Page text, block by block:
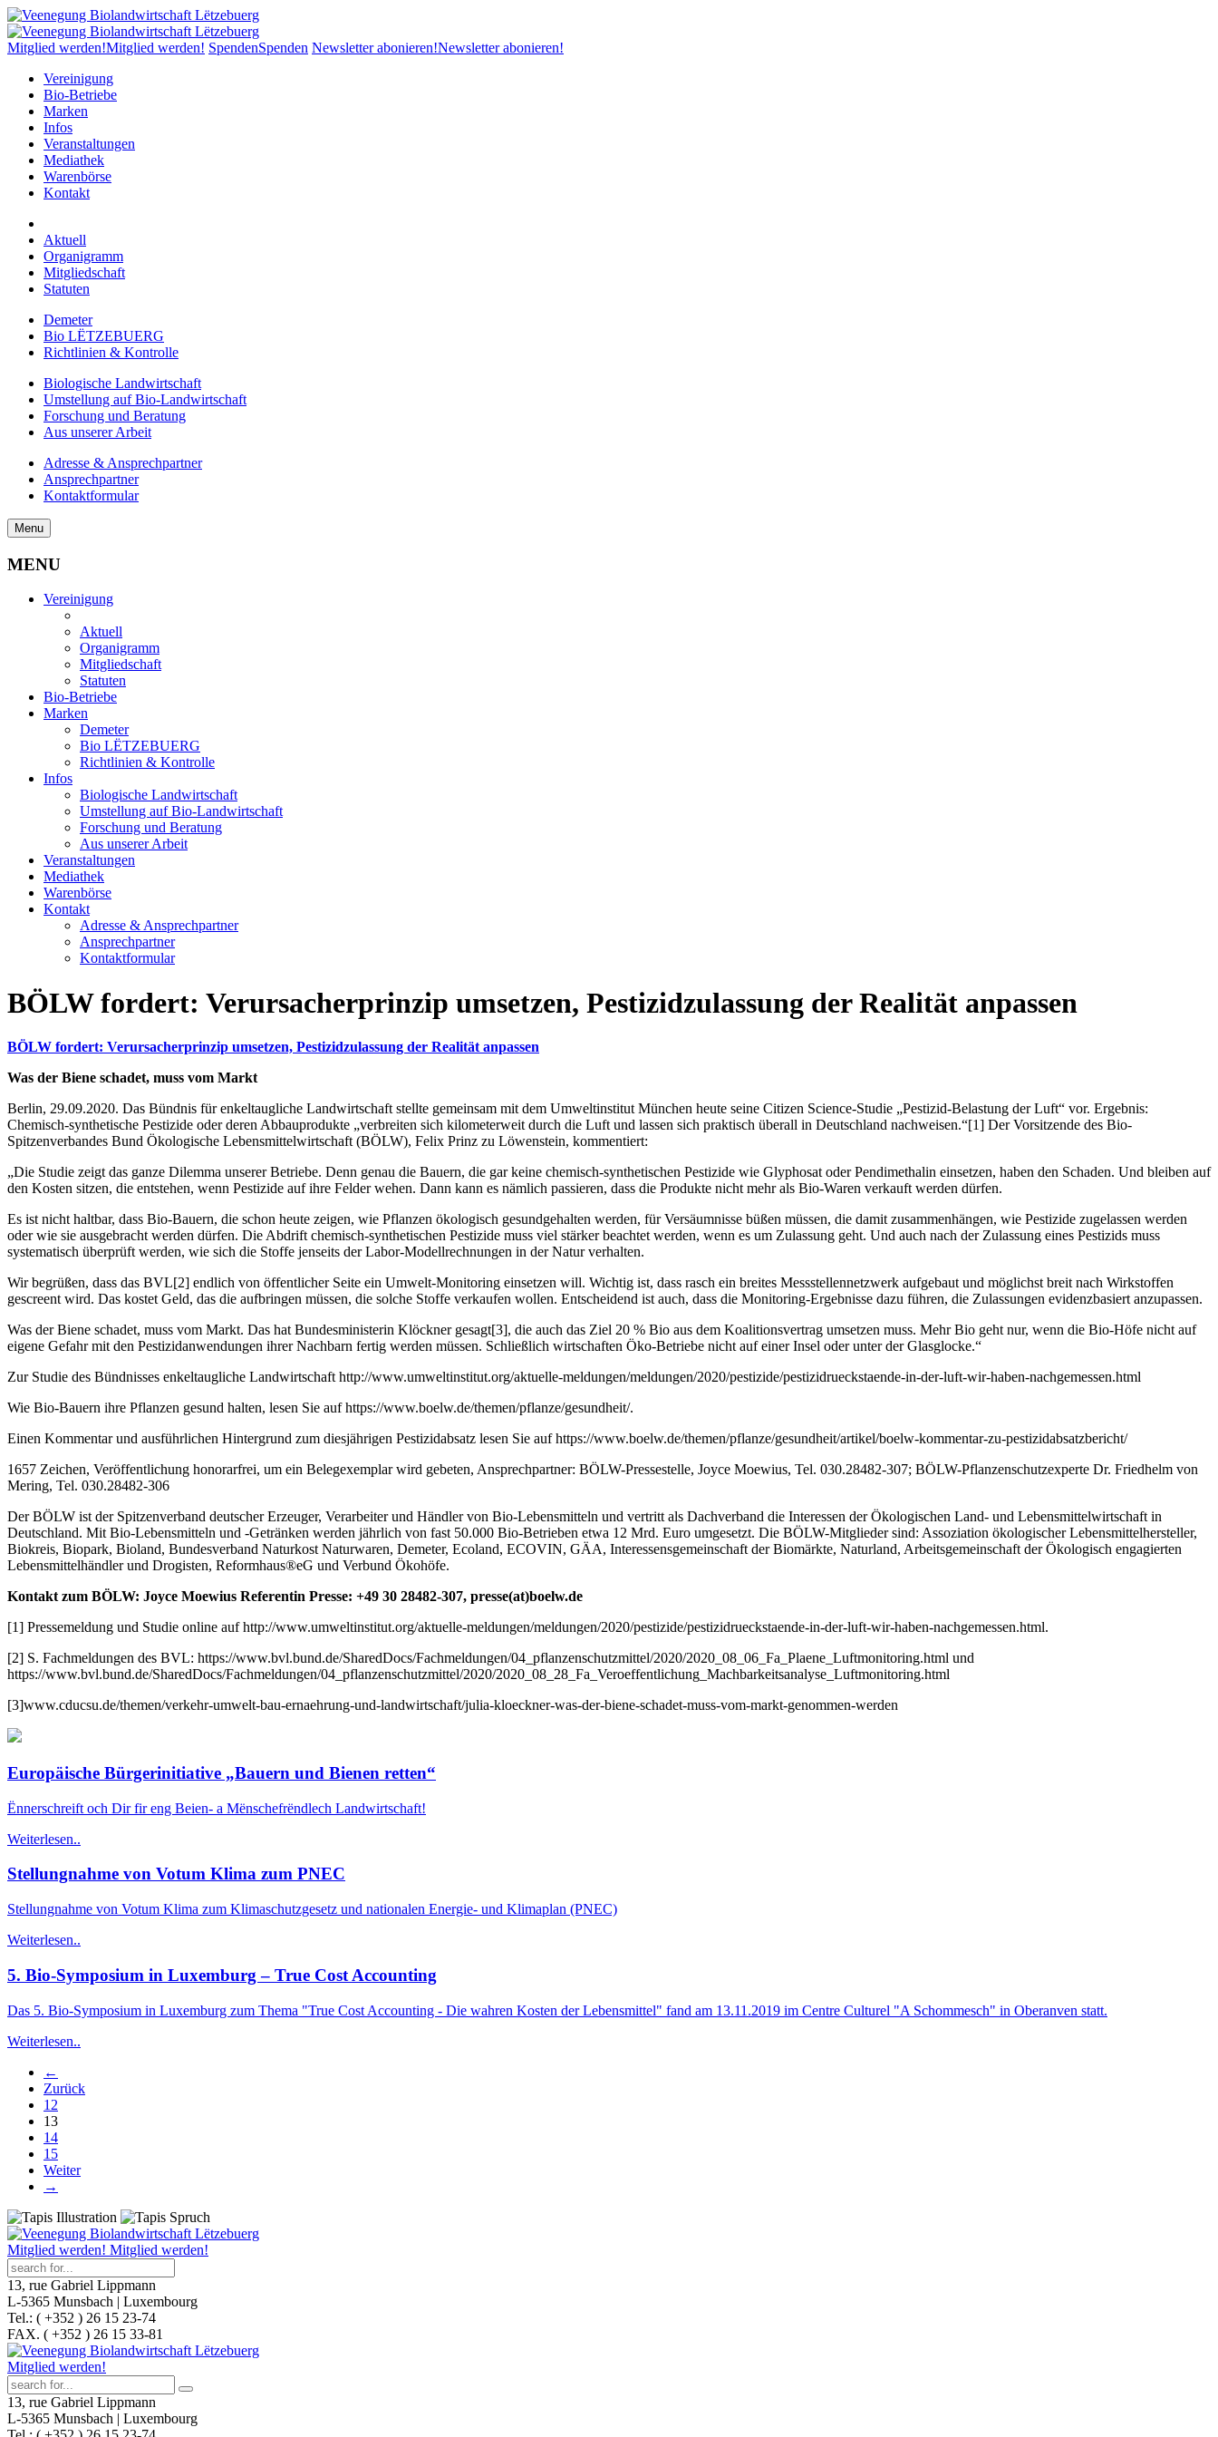
Mitglied werden!Mitglied werden! SpendenSpenden Newsletter abonieren!Newsletter abonieren!
Vereinigung
Bio-Betriebe
Marken
Infos
Veranstaltungen
Mediathek
Warenbörse
Kontakt
Aktuell
Organigramm
Mitgliedschaft
Statuten
Demeter
Bio LËTZEBUERG
Richtlinien & Kontrolle
Biologische Landwirtschaft
Umstellung auf Bio-Landwirtschaft
Forschung und Beratung
Aus unserer Arbeit
Adresse & Ansprechpartner
Ansprechpartner
Kontaktformular
Menu
MENU
Vereinigung
Aktuell
Organigramm
Mitgliedschaft
Statuten
Bio-Betriebe
Marken
Demeter
Bio LËTZEBUERG
Richtlinien & Kontrolle
Infos
Biologische Landwirtschaft
Umstellung auf Bio-Landwirtschaft
Forschung und Beratung
Aus unserer Arbeit
Veranstaltungen
Mediathek
Warenbörse
Kontakt
Adresse & Ansprechpartner
Ansprechpartner
Kontaktformular
BÖLW fordert: Verursacherprinzip umsetzen, Pestizidzulassung der Realität anpassen
BÖLW fordert: Verursacherprinzip umsetzen, Pestizidzulassung der Realität anpassen
Was der Biene schadet, muss vom Markt
Berlin, 29.09.2020. Das Bündnis für enkeltaugliche Landwirtschaft stellte gemeinsam mit dem Umweltinstitut München heute seine Citizen Science-Studie „Pestizid-Belastung der Luft“ vor. Ergebnis:
Chemisch-synthetische Pestizide oder deren Abbauprodukte „verbreiten sich kilometerweit durch die Luft und lassen sich praktisch überall in Deutschland nachweisen.“[1] Der Vorsitzende des Bio-
Spitzenverbandes Bund Ökologische Lebensmittelwirtschaft (BÖLW), Felix Prinz zu Löwenstein, kommentiert:
„Die Studie zeigt das ganze Dilemma unserer Betriebe. Denn genau die Bauern, die gar keine chemisch-synthetischen Pestizide wie Glyphosat oder Pendimethalin einsetzen, haben den Schaden. Und bleiben auf
den Kosten sitzen, die entstehen, wenn Pestizide auf ihre Felder wehen. Dann kann es nämlich passieren, dass die Produkte nicht mehr als Bio-Waren verkauft werden dürfen.
Es ist nicht haltbar, dass Bio-Bauern, die schon heute zeigen, wie Pflanzen ökologisch gesundgehalten werden, für Versäumnisse büßen müssen, die damit zusammenhängen, wie Pestizide zugelassen werden
oder wie sie ausgebracht werden dürfen. Die Abdrift chemisch-synthetischen Pestizide muss viel stärker beachtet werden, wenn es um Zulassung geht. Und auch nach der Zulassung eines Pestizids muss
systematisch überprüft werden, wie sich die Stoffe jenseits der Labor-Modellrechnungen in der Natur verhalten.
Wir begrüßen, dass das BVL[2] endlich von öffentlicher Seite ein Umwelt-Monitoring einsetzen will. Wichtig ist, dass rasch ein breites Messstellennetzwerk aufgebaut und möglichst breit nach Wirkstoffen
gescreent wird. Das kostet Geld, das die aufbringen müssen, die solche Stoffe verkaufen wollen. Entscheidend ist auch, dass die Monitoring-Ergebnisse dazu führen, die Zulassungen evidenzbasiert anzupassen.
Was der Biene schadet, muss vom Markt. Das hat Bundesministerin Klöckner gesagt[3], die auch das Ziel 20 % Bio aus dem Koalitionsvertrag umsetzen muss. Mehr Bio geht nur, wenn die Bio-Höfe nicht auf
eigene Gefahr mit den Pestizidanwendungen ihrer Nachbarn fertig werden müssen. Schließlich wirtschaften Öko-Betriebe nicht auf einer Insel oder unter der Glasglocke.“
Zur Studie des Bündnisses enkeltaugliche Landwirtschaft http://www.umweltinstitut.org/aktuelle-meldungen/meldungen/2020/pestizide/pestizidrueckstaende-in-der-luft-wir-haben-nachgemessen.html
Wie Bio-Bauern ihre Pflanzen gesund halten, lesen Sie auf https://www.boelw.de/themen/pflanze/gesundheit/.
Einen Kommentar und ausführlichen Hintergrund zum diesjährigen Pestizidabsatz lesen Sie auf https://www.boelw.de/themen/pflanze/gesundheit/artikel/boelw-kommentar-zu-pestizidabsatzbericht/
1657 Zeichen, Veröffentlichung honorarfrei, um ein Belegexemplar wird gebeten, Ansprechpartner: BÖLW-Pressestelle, Joyce Moewius, Tel. 030.28482-307; BÖLW-Pflanzenschutzexperte Dr. Friedhelm von
Mering, Tel. 030.28482-306
Der BÖLW ist der Spitzenverband deutscher Erzeuger, Verarbeiter und Händler von Bio-Lebensmitteln und vertritt als Dachverband die Interessen der Ökologischen Land- und Lebensmittelwirtschaft in
Deutschland. Mit Bio-Lebensmitteln und -Getränken werden jährlich von fast 50.000 Bio-Betrieben etwa 12 Mrd. Euro umgesetzt. Die BÖLW-Mitglieder sind: Assoziation ökologischer Lebensmittelhersteller,
Biokreis, Biopark, Bioland, Bundesverband Naturkost Naturwaren, Demeter, Ecoland, ECOVIN, GÄA, Interessensgemeinschaft der Biomärkte, Naturland, Arbeitsgemeinschaft der Ökologisch engagierten
Lebensmittelhändler und Drogisten, Reformhaus®eG und Verbund Ökohöfe.
Kontakt zum BÖLW: Joyce Moewius Referentin Presse: +49 30 28482-307, presse(at)boelw.de
[1] Pressemeldung und Studie online auf http://www.umweltinstitut.org/aktuelle-meldungen/meldungen/2020/pestizide/pestizidrueckstaende-in-der-luft-wir-haben-nachgemessen.html.
[2] S. Fachmeldungen des BVL: https://www.bvl.bund.de/SharedDocs/Fachmeldungen/04_pflanzenschutzmittel/2020/2020_08_06_Fa_Plaene_Luftmonitoring.html und
https://www.bvl.bund.de/SharedDocs/Fachmeldungen/04_pflanzenschutzmittel/2020/2020_08_28_Fa_Veroeffentlichung_Machbarkeitsanalyse_Luftmonitoring.html
[3]www.cducsu.de/themen/verkehr-umwelt-bau-ernaehrung-und-landwirtschaft/julia-kloeckner-was-der-biene-schadet-muss-vom-markt-genommen-werden
Europäische Bürgerinitiative „Bauern und Bienen retten“
Ënnerschreift och Dir fir eng Beien- a Mënschefrëndlech Landwirtschaft!
Weiterlesen..
Stellungnahme von Votum Klima zum PNEC
Stellungnahme von Votum Klima zum Klimaschutzgesetz und nationalen Energie- und Klimaplan (PNEC)
Weiterlesen..
5. Bio-Symposium in Luxemburg – True Cost Accounting
Das 5. Bio-Symposium in Luxemburg zum Thema "True Cost Accounting - Die wahren Kosten der Lebensmittel" fand am 13.11.2019 im Centre Culturel "A Schommesch" in Oberanven statt.
Weiterlesen..
←
Zurück
12
13
14
15
Weiter
→
Mitglied werden! Mitglied werden!
13, rue Gabriel Lippmann
L-5365 Munsbach | Luxembourg
Tel.: ( +352 ) 26 15 23-74
FAX. ( +352 ) 26 15 33-81
Mitglied werden!
13, rue Gabriel Lippmann
L-5365 Munsbach | Luxembourg